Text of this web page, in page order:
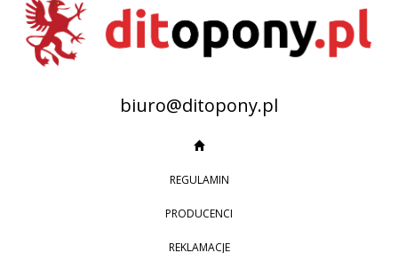
biuro@ditopony.pl
REGULAMIN
PRODUCENCI
REKLAMACJE